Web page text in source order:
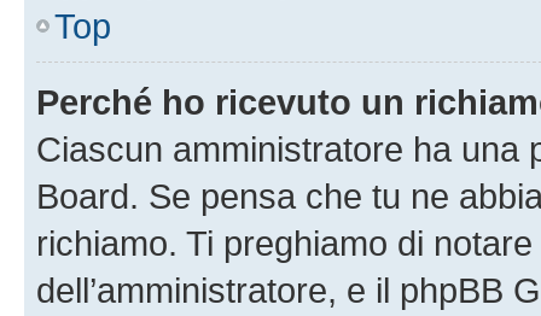
Top
Perché ho ricevuto un
Ciascun amministratore ha una
Board. Se pensa che tu ne
richiamo. Ti preghiamo di
dell’amministratore, e il phpBB